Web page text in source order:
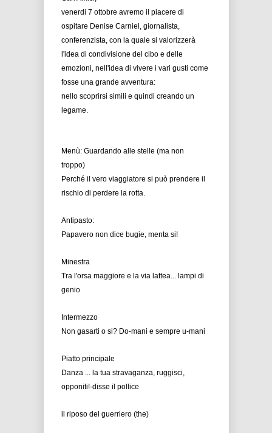
venerdi 7 ottobre avremo il piacere di
ospitare Denise Carniel, giornalista,
conferenzista, con la quale si valorizzerà
l'idea di condivisione del cibo e delle
emozioni, nell'idea di vivere i vari gusti come
fosse una grande avventura:
nello scoprirsi simili e quindi creando un
legame.
Menù: Guardando alle stelle (ma non
troppo)
Perché il vero viaggiatore si può prendere il
rischio di perdere la rotta.
Antipasto:
Papavero non dice bugie, menta si!
Minestra
Tra l'orsa maggiore e la via lattea... lampi di
genio
Intermezzo
Non gasarti o si? Do-mani e sempre u-mani
Piatto principale
Danza ... la tua stravaganza, ruggisci,
opponiti!-disse il pollice
il riposo del guerriero (the)